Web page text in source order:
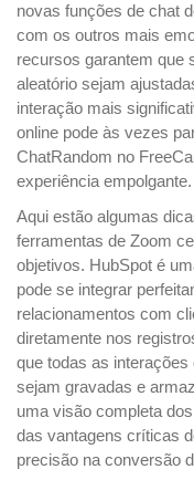
novas funções de chat
com os outros mais
recursos garantem que
aleatório sejam
interação mais
online pode às vezes
ChatRandom no
experiência empolgante.
Aqui estão algumas
ferramentas de Zoom
objetivos. HubSpot é
pode se integrar
relacionamentos com
diretamente nos
que todas as
sejam gravadas e
uma visão completa
das vantagens críticas
precisão na conversão